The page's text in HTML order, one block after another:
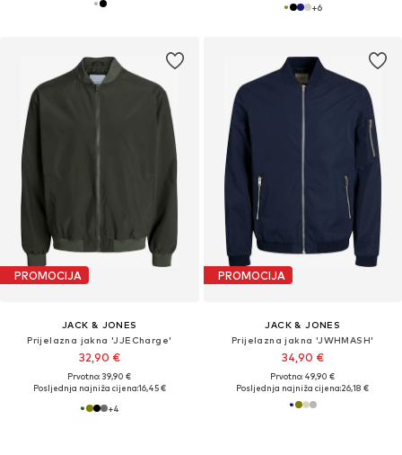
+6
PROMOCIJA
JACK & JONES
Prijelazna jakna 'JJECharge'
32,90 €
Prvotno: 39,90 €
Posljednja najniža cijena:16,45 €
+4
PROMOCIJA
JACK & JONES
Prijelazna jakna 'JWHMASH'
34,90 €
Prvotno: 49,90 €
Posljednja najniža cijena:26,18 €